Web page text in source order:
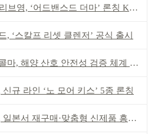
영, ‘어드밴스드 더마’ 론칭 K더마 육성 박차
, ‘스칼프 리셋 클렌저’ 공식 출시
마, 해양 산호 안전성 검증 체계 구축
신규 라인 ‘노 모어 키스’ 5종 론칭
본서 재구매·맞춤형 신제품 흥행 ‘쌍끌이’